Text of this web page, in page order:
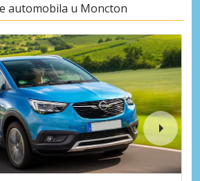
automobila u Moncton